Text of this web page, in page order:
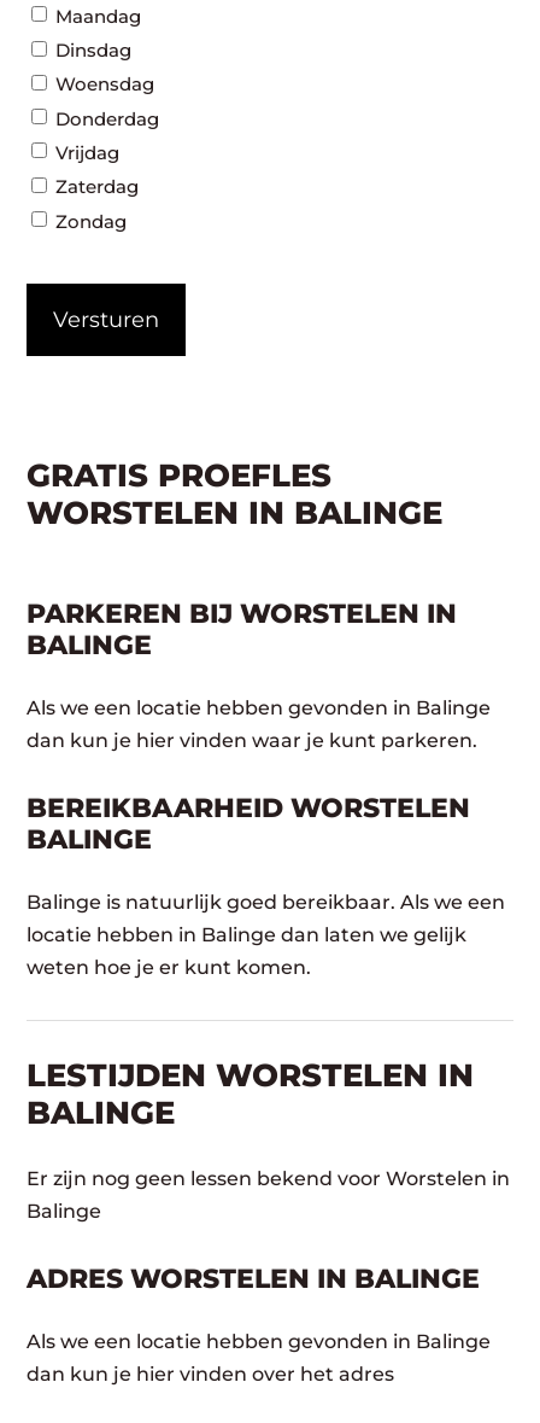
Maandag
Dinsdag
Woensdag
Donderdag
Vrijdag
Zaterdag
Zondag
GRATIS PROEFLES
WORSTELEN IN BALINGE
PARKEREN BIJ WORSTELEN IN
BALINGE
Als we een locatie hebben gevonden in Balinge
dan kun je hier vinden waar je kunt parkeren.
BEREIKBAARHEID WORSTELEN
BALINGE
Balinge is natuurlijk goed bereikbaar. Als we een
locatie hebben in Balinge dan laten we gelijk
weten hoe je er kunt komen.
LESTIJDEN WORSTELEN IN
BALINGE
Er zijn nog geen lessen bekend voor Worstelen in
Balinge
ADRES WORSTELEN IN BALINGE
Als we een locatie hebben gevonden in Balinge
dan kun je hier vinden over het adres